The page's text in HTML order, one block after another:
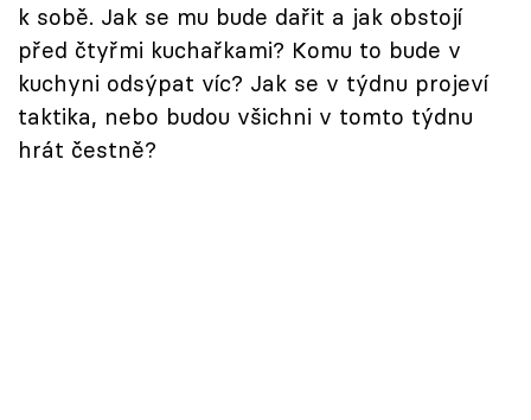
Sledujte nás
k sobě. Jak se mu bude dařit a jak obstojí
před čtyřmi kuchařkami? Komu to bude v
kuchyni odsýpat víc? Jak se v týdnu projeví
taktika, nebo budou všichni v tomto týdnu
hrát čestně?